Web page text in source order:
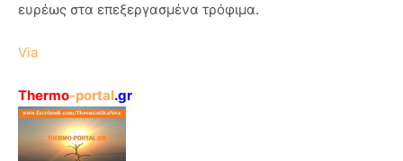
ευρέως στα επεξεργασμένα τρόφιμα.
Via
Thermo-portal.gr